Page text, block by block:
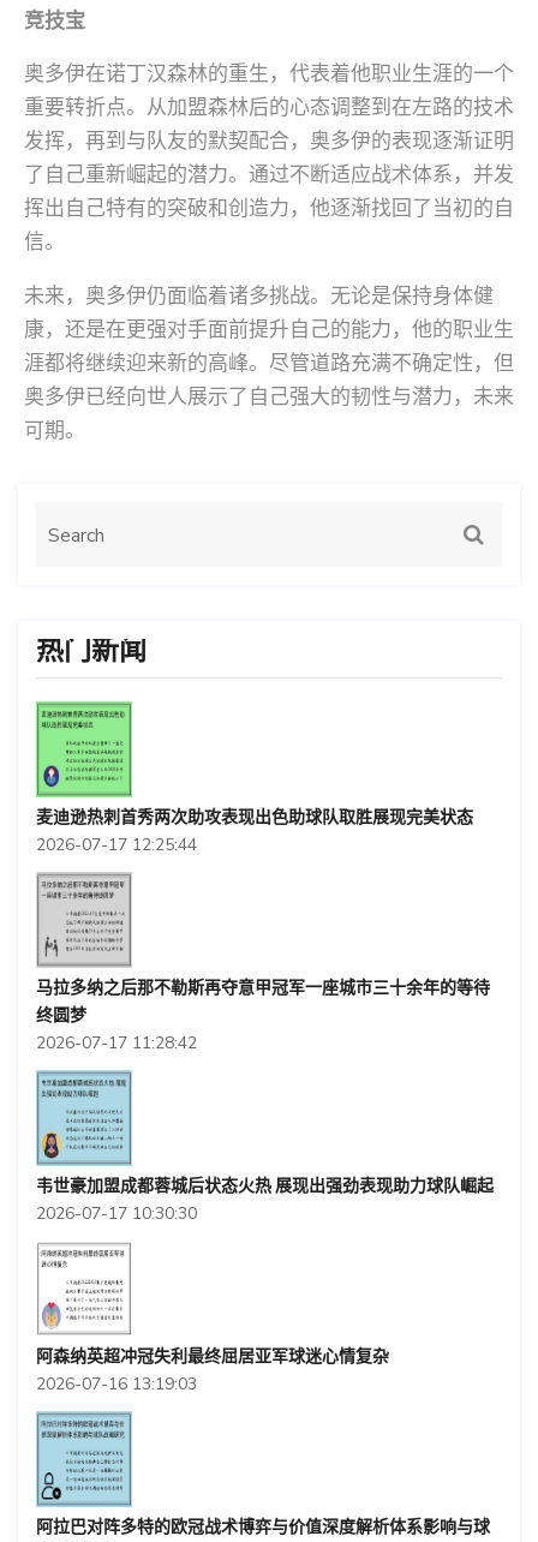
竞技宝
奥多伊在诺丁汉森林的重生，代表着他职业生涯的一个
重要转折点。从加盟森林后的心态调整到在左路的技术
发挥，再到与队友的默契配合，奥多伊的表现逐渐证明
了自己重新崛起的潜力。通过不断适应战术体系，并发
挥出自己特有的突破和创造力，他逐渐找回了当初的自
信。
未来，奥多伊仍面临着诸多挑战。无论是保持身体健
康，还是在更强对手面前提升自己的能力，他的职业生
涯都将继续迎来新的高峰。尽管道路充满不确定性，但
奥多伊已经向世人展示了自己强大的韧性与潜力，未来
可期。
热门新闻
麦迪逊热刺首秀两次助攻表现出色助球队取胜展现完美状态
2026-07-17 12:25:44
马拉多纳之后那不勒斯再夺意甲冠军一座城市三十余年的等待
终圆梦
2026-07-17 11:28:42
韦世豪加盟成都蓉城后状态火热 展现出强劲表现助力球队崛起
2026-07-17 10:30:30
阿森纳英超冲冠失利最终屈居亚军球迷心情复杂
2026-07-16 13:19:03
阿拉巴对阵多特的欧冠战术博弈与价值深度解析体系影响与球